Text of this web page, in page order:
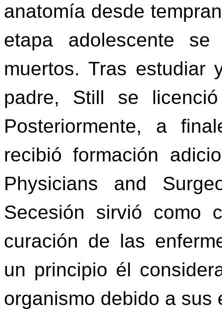
anatomía desde
etapa adolescente
muertos. Tras estudiar
padre, Still se
Posteriormente, a
recibió formación
Physicians and
Secesión sirvió como
curación de las
un principio él
organismo debido a sus